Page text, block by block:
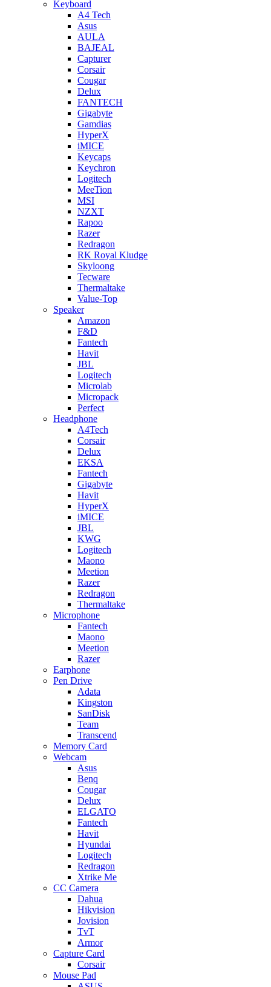
Keyboard
A4 Tech
Asus
AULA
BAJEAL
Capturer
Corsair
Cougar
Delux
FANTECH
Gigabyte
Gamdias
HyperX
iMICE
Keycaps
Keychron
Logitech
MeeTion
MSI
NZXT
Rapoo
Razer
Redragon
RK Royal Kludge
Skyloong
Tecware
Thermaltake
Value-Top
Speaker
Amazon
F&D
Fantech
Havit
JBL
Logitech
Microlab
Micropack
Perfect
Headphone
A4Tech
Corsair
Delux
EKSA
Fantech
Gigabyte
Havit
HyperX
iMICE
JBL
KWG
Logitech
Maono
Meetion
Razer
Redragon
Thermaltake
Microphone
Fantech
Maono
Meetion
Razer
Earphone
Pen Drive
Adata
Kingston
SanDisk
Team
Transcend
Memory Card
Webcam
Asus
Benq
Cougar
Delux
ELGATO
Fantech
Havit
Hyundai
Logitech
Redragon
Xtrike Me
CC Camera
Dahua
Hikvision
Jovision
TvT
Armor
Capture Card
Corsair
Mouse Pad